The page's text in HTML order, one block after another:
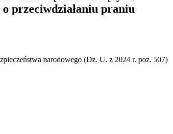
przeciwdziałaniu praniu
narodowego (Dz. U. z 2024 r. poz. 507)